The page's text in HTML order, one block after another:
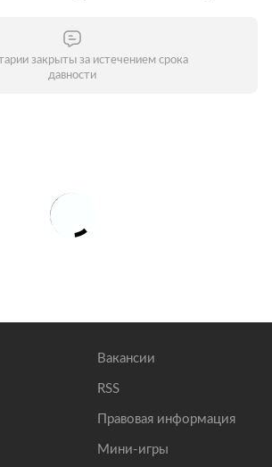
закрыты за истечением срока
давности
Вакансии
RSS
Правовая информация
Мини-игры